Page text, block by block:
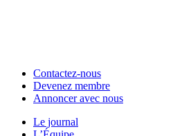
Contactez-nous
Devenez membre
Annoncer avec nous
Le journal